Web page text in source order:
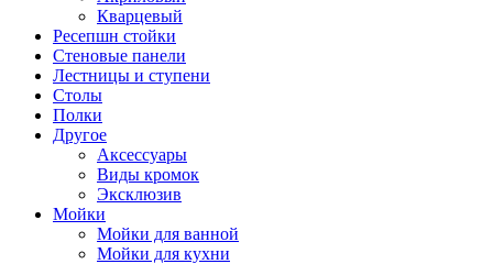
Кварцевый
Ресепшн стойки
Стеновые панели
Лестницы и ступени
Столы
Полки
Другое
Аксессуары
Виды кромок
Эксклюзив
Мойки
Мойки для ванной
Мойки для кухни